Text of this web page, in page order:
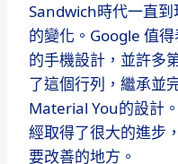
Sandwich時代一直
的變化。Google 值
的手機設計，並許多
了這個行列，繼承並
Material You的設計
經取得了很大的進步
要改善的地方。